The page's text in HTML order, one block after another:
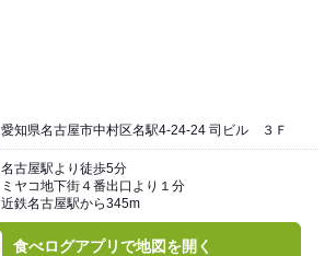
愛知県名古屋市中村区名駅4-24-24 司ビル ３Ｆ
名古屋駅より徒歩5分
ミヤコ地下街４番出口より１分
近鉄名古屋駅から345m
食べログアプリで地図を開く